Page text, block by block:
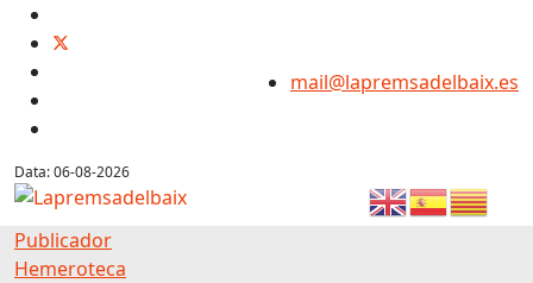
Data: 06-08-2026
mail@lapremsadelbaix.es
Publicador
Hemeroteca